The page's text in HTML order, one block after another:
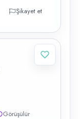
Şikayet et
Görüşülür